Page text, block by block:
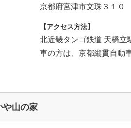
京都府宮津市文珠３１０
【アクセス方法】
北近畿タンゴ鉄道 天橋立
車の方は、京都縦貫自動
や山の家